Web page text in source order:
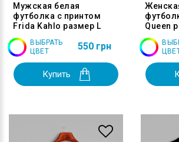
Мужская белая
футболка с принтом
Frida Kahlo размер L
ВЫБРАТЬ
ЦВЕТ
550 грн
Купить
Queen